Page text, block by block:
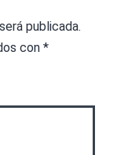
publicada.
con *